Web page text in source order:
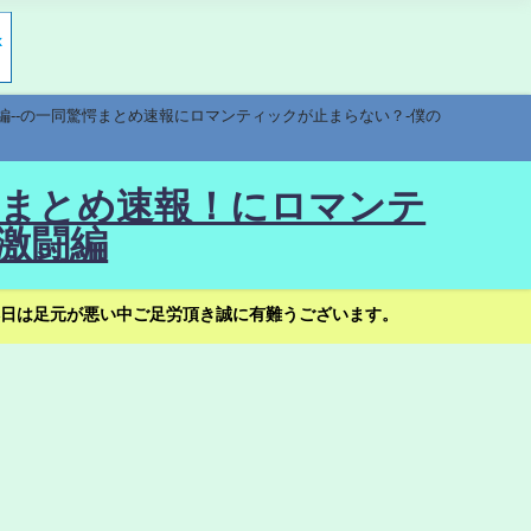
の一同驚愕まとめ速報にロマンティックが止まらない？-僕の
とめ速報！にロマンテ
闘編
足元が悪い中ご足労頂き誠に有難うございます。